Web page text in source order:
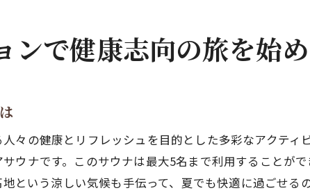
訪れる人々の声を聞いてみよう
原高原でリフレッシュ！ペンションのアウトドアサウ
サウナの効果を最大限に引き出す方法
自然の中で心身を癒すアウトドアサウナ
ペンションの特別なサウナ体験
アウトドアサウナを楽しむための準備
ンで健康志向の旅を始
々の健康とリフレッシュを目的とした多彩なアクティ
ウナです。このサウナは最大5名まで利用することが
という涼しい気候も手伝って、夏でも快適に過ごせる